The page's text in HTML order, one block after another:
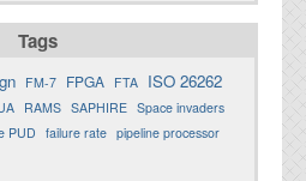
Tags
FM-7 FPGA FTA ISO 26262
RAMS SAPHIRE Space invaders
PUD failure rate pipeline processor